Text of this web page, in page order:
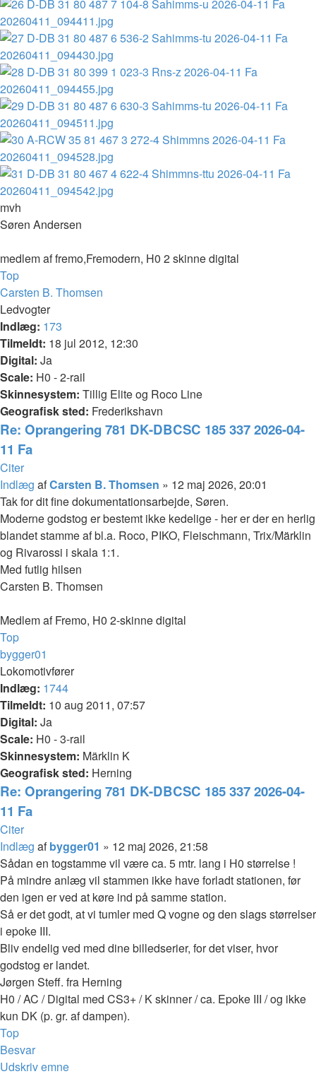
mvh
Søren Andersen
medlem af fremo,Fremodern, H0 2 skinne digital
Top
Carsten B. Thomsen
Ledvogter
Indlæg: 173
Tilmeldt: 18 jul 2012, 12:30
Digital: Ja
Scale: H0 - 2-rail
Skinnesystem: Tillig Elite og Roco Line
Geografisk sted: Frederikshavn
Re: Oprangering 781 DK-DBCSC 185 337 2026-04-
11 Fa
Citer
Indlæg afCarsten B. Thomsen » 12 maj 2026, 20:01
Tak for dit fine dokumentationsarbejde, Søren.
Moderne godstog er bestemt ikke kedelige - her er der en herlig
blandet stamme af bl.a. Roco, PIKO, Fleischmann, Trix/Märklin
og Rivarossi i skala 1:1.
Med futlig hilsen
Carsten B. Thomsen
Medlem af Fremo, H0 2-skinne digital
Top
bygger01
Lokomotivfører
Indlæg: 1744
Tilmeldt: 10 aug 2011, 07:57
Digital: Ja
Scale: H0 - 3-rail
Skinnesystem: Märklin K
Geografisk sted: Herning
Re: Oprangering 781 DK-DBCSC 185 337 2026-04-
11 Fa
Citer
Indlæg afbygger01 » 12 maj 2026, 21:58
Sådan en togstamme vil være ca. 5 mtr. lang i H0 størrelse !
På mindre anlæg vil stammen ikke have forladt stationen, før
den igen er ved at køre ind på samme station.
Så er det godt, at vi tumler med Q vogne og den slags størrelser
i epoke III.
Bliv endelig ved med dine billedserier, for det viser, hvor
godstog er landet.
Jørgen Steff. fra Herning
H0 / AC / Digital med CS3+ / K skinner / ca. Epoke III / og ikke
kun DK (p. gr. af dampen).
Top
Besvar
Udskriv emne